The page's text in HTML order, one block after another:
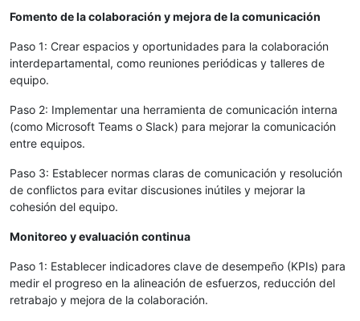
Fomento de la colaboración y mejora de la comunicación
Paso 1: Crear espacios y oportunidades para la colaboración
interdepartamental, como reuniones periódicas y talleres de
equipo.
Paso 2: Implementar una herramienta de comunicación interna
(como Microsoft Teams o Slack) para mejorar la comunicación
entre equipos.
Paso 3: Establecer normas claras de comunicación y resolución
de conflictos para evitar discusiones inútiles y mejorar la
cohesión del equipo.
Monitoreo y evaluación continua
Paso 1: Establecer indicadores clave de desempeño (KPIs) para
medir el progreso en la alineación de esfuerzos, reducción del
retrabajo y mejora de la colaboración.